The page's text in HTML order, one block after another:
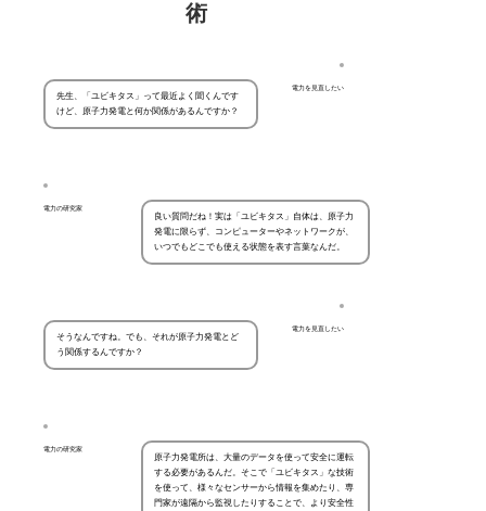
術
電力を見直したい
先生、「ユビキタス」って最近よく聞くんです
けど、原子力発電と何か関係があるんですか？
電力の研究家
良い質問だね！実は「ユビキタス」自体は、原子力
発電に限らず、コンピューターやネットワークが、
いつでもどこでも使える状態を表す言葉なんだ。
電力を見直したい
そうなんですね。でも、それが原子力発電とど
う関係するんですか？
電力の研究家
原子力発電所は、大量のデータを使って安全に運転
する必要があるんだ。そこで「ユビキタス」な技術
を使って、様々なセンサーから情報を集めたり、専
門家が遠隔から監視したりすることで、より安全性